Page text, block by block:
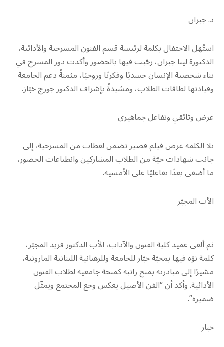
د. جبران
استُهل الاحتفال بكلمة لرئيسة قسم الفنون المسرحية والأدائية،
الدكتورة لينا جبران، رحّبت فيها بالحضور وأكدت دور المسرح في
بناء شخصية الإنسان جسديًا وفكريًا وروحيًا، مثمنةً دعم الجامعة
وقيادتها لطاقات الطلاب، ومشيدةً بإشراف الدكتور جورج خبّاز.
عرض وثائقي وتفاعل جماهيري
تلا الكلمة عرض فيلم قصير تضمن لقطات من المسرحية، إلى
جانب شهادات حيّة من الطلاب المشاركين وانطباعات الحضور،
ما أضفى بعدًا تفاعليًا على الأمسية.
الأب المجبّر
ثم ألقى عميد كلية الفنون والآداب، الأب الدكتور فريد المجبّر،
كلمة نوّه فيها بمحبّة خبّاز للجامعة وللرهبانية اللبنانية المارونية،
مشيرًا إلى مبادرته بمنح راتبه كمنحة جامعية لطلاب الفنون
الأدائية. وأكد أن “الفن الأصيل يعكس وجع المجتمع ويمثّل
ضميره”.
خباز